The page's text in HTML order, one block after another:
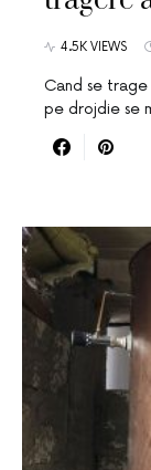
4.5K VIEWS
Cand se
pe drojdie se